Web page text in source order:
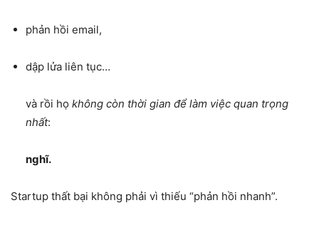
phản hồi email,
dập lửa liên tục…
và rồi họ không còn thời gian để làm việc quan trọng
nhất:
nghĩ.
Startup thất bại không phải vì thiếu “phản hồi nhanh”.